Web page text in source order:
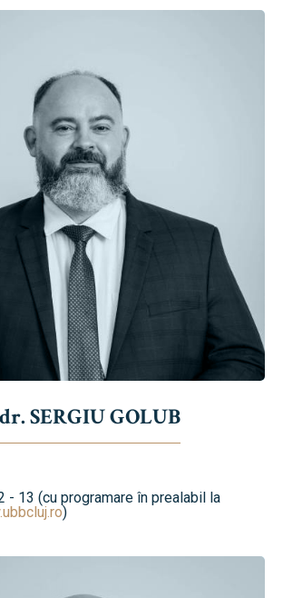
SERGIU GOLUB
- 13 (cu programare în prealabil la
)